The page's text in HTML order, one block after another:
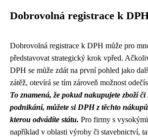
Dobrovolná registrace k
Dobrovolná registrace k DPH může pro
představovat strategický krok vpřed.
DPH se může zdát na první pohled jako
zátěž, otevírá se tím zároveň možnost
To znamená, že pokud nakupujete zboží či
podnikání, můžete si DPH z těchto
kterou odvádíte státu. Pro firmy s
například v oblasti výroby či stavebnictví,